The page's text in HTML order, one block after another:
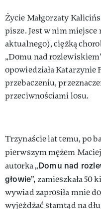
Życie Małgorzaty
pisze. Jest w nim miejsce
aktualnego), ciężką
„Domu nad
opowiedziała Katarzynie
przebaczeniu,
przeciwnościami losu.
Trzynaście lat temu, po
pierwszym mężem
autorka„Domu nad
głowie”, zamieszkała 50
wywiad zaprosiła mnie
wyjeżdżać stamtąd na